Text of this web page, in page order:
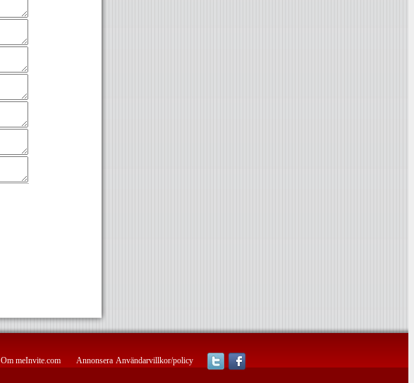
Om meInvite.com Annonsera Användarvillkor/policy